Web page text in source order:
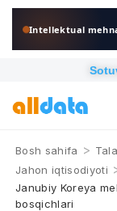
Intellektual
Bosh sahifa >
Jahon iqtisodiyoti
Janubiy Koreya
bosqichlari